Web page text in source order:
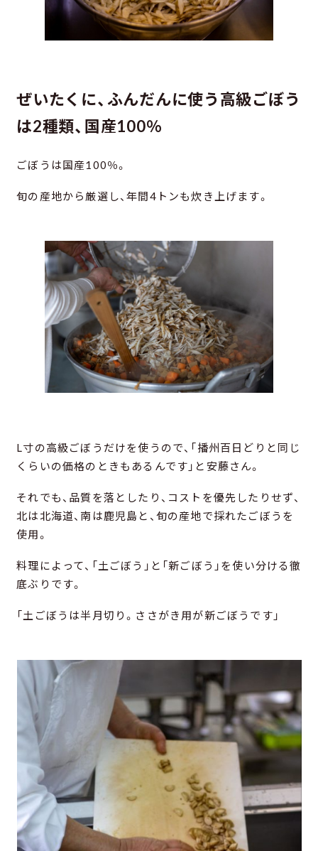
ぜいたくに、ふんだんに使う高級ごぼう
は2種類、国産100％
ごぼうは国産100％。
旬の産地から厳選し、年間4トンも炊き上げます。
L寸の高級ごぼうだけを使うので、「播州百日どりと同じ
くらいの価格のときもあるんです」と安藤さん。
それでも、品質を落としたり、コストを優先したりせず、
北は北海道、南は鹿児島と、旬の産地で採れたごぼうを
使用。
料理によって、「土ごぼう」と「新ごぼう」を使い分ける徹
底ぶりです。
「土ごぼうは半月切り。ささがき用が新ごぼうです」